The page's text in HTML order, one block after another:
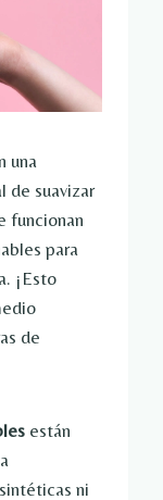
una
de suavizar
funcionan
para
¡Esto
de
están
ni